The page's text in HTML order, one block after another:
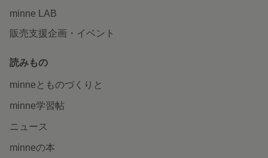
minne LAB
販売支援企画・イベント
読みもの
minneとものづくりと
minne学習帖
ニュース
minneの本